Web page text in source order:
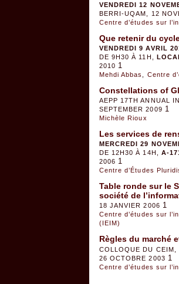
VENDREDI 12
BERRI-UQAM, 12
Centre d’études sur
Que retenir du
VENDREDI 9 AVRIL
DE 9H30 À 11H,
2010 1
Mehdi Abbas Centre
Constellations of
AEPP 17TH ANNUAL
SEPTEMBER 2009 1
Michèle Rioux
Les services de
MERCREDI 29
DE 12H30 À 14H, A-
2006 1
Centre d’Études
Table ronde sur le
société de
18 JANVIER 2006 1
Centre d’études sur
(IEIM)
Règles du marché
COLLOQUE DU CEIM,
26 OCTOBRE 2003 1
Centre d’études sur